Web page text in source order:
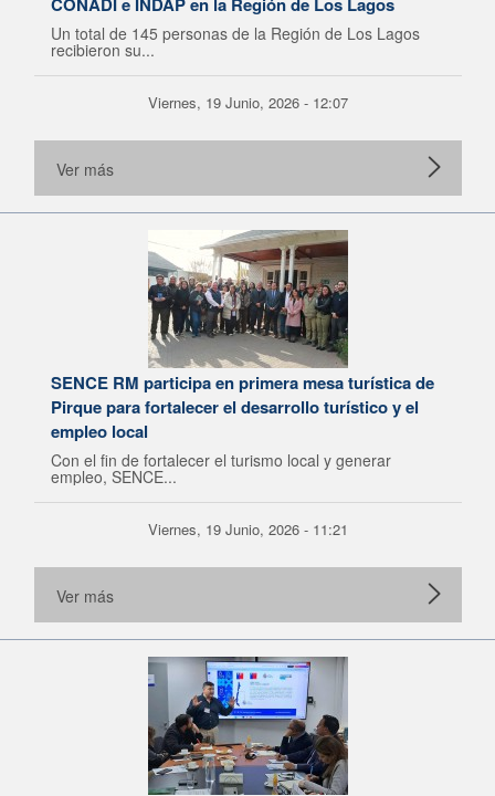
Un total de 145 personas de la Región de Los Lagos
recibieron su...
Viernes, 19 Junio, 2026 - 12:07
Ver más
SENCE RM participa en primera mesa turística de
Pirque para fortalecer el desarrollo turístico y el
empleo local
Con el fin de fortalecer el turismo local y generar
empleo, SENCE...
Viernes, 19 Junio, 2026 - 11:21
Ver más